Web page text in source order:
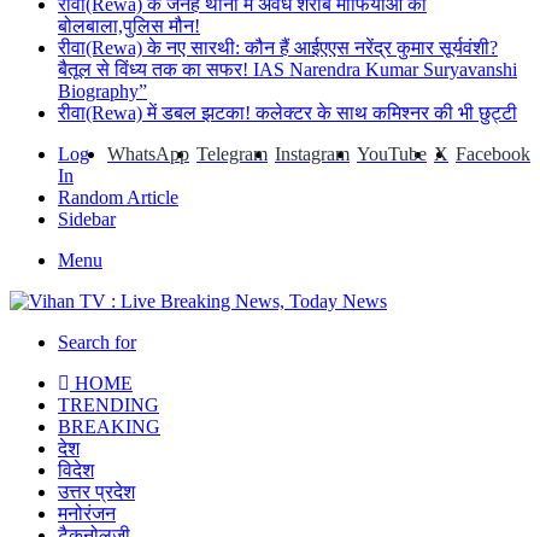
रीवा(Rewa) के जनेह थाना में अवैध शराब माफियाओं का
बोलबाला,पुलिस मौन!
रीवा(Rewa) के नए सारथी: कौन हैं आईएएस नरेंद्र कुमार सूर्यवंशी?
बैतूल से विंध्य तक का सफर! IAS Narendra Kumar Suryavanshi
Biography”
रीवा(Rewa) में डबल झटका! कलेक्टर के साथ कमिश्नर की भी छुट्टी
Facebook
X
YouTube
Instagram
Telegram
WhatsApp
Log
In
Random Article
Sidebar
Menu
Search for
HOME
TRENDING
BREAKING
देश
विदेश
उत्तर प्रदेश
मनोरंजन